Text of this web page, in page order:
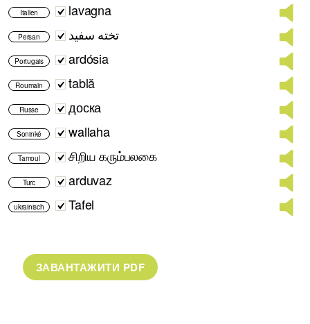
Italien lavagna
Persan تخته سفید
Portugais ardósia
Roumain tablă
Russe доска
Soninké wallaha
Tamoul சிறிய கரும்பலகை
Turc arduvaz
ukrainisch Tafel